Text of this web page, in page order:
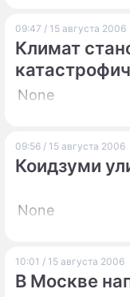
09:47 / 15 августа 2006
Климат
None
09:56 / 15 августа 2006
Коидзуми
None
10:01 / 15 августа 2006
В Москве